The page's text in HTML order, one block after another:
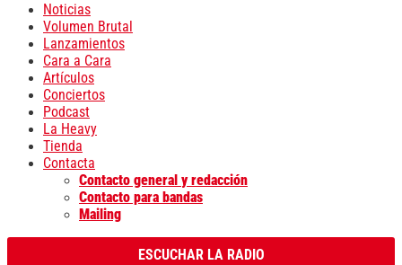
Noticias
Volumen Brutal
Lanzamientos
Cara a Cara
Artículos
Conciertos
Podcast
La Heavy
Tienda
Contacta
Contacto general y redacción
Contacto para bandas
Mailing
ESCUCHAR LA RADIO